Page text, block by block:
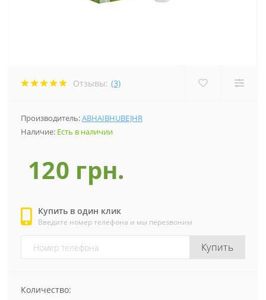
Отзывы: (3)
Производитель:ABHAIBHUBEJHR
Наличие: Есть в наличии
120 грн.
Купить в один клик
Введите номер телефона и мы перезвоним
Купить
Количество: